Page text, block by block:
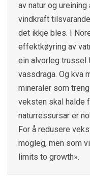
av natur og
vindkraft
det ikkje bles. I
effektkøyring av
ein alvorleg trussel
vassdraga. Og kva
mineraler som
veksten skal halde
naturressursar er
For å redusere
mogleg, men som
limits to growth».